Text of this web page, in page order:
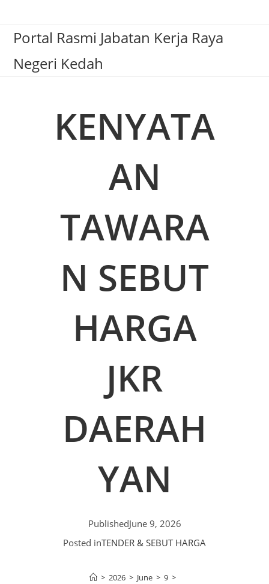
Portal Rasmi Jabatan Kerja Raya
Negeri Kedah
KENYATA
AN
TAWARA
N SEBUT
HARGA
JKR
DAERAH
YAN
PublishedJune 9, 2026
Posted inTENDER & SEBUT HARGA
> 2026 > June > 9 >